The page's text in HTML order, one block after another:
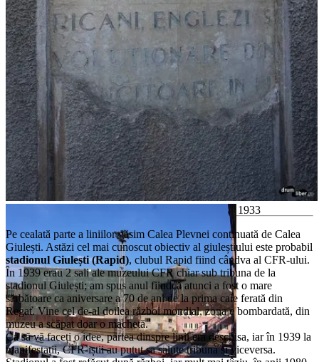
Ultima urmă a propagandei comuniste cu greva din 1933
Pe cealată parte a liniilor găsim Calea Plevnei continuată de Calea
Giulești. Astăzi cel mai cunoscut obiectiv al giuleștiului este probabil
stadionul Giulești (Rapid), clubul Rapid fiind cândva al CFR-ului.
În 1939 erau 2 sali ale muzeului CFR chiar sub tribuna de la
stadionul Giulești; am spus anul fiindcă atunci a fost o mare
sărbătoare ca aniversare a 70 de ani de la prima cale ferată din
Regat. Vine cel de-al doilea război mondial, zona e bombardată, din
muzeu a scăpat doar o machetă.
Ca să vă faceți o idee, partea dinspre linii era deschisa, iar în 1939 la
manifestații, CFR-iștii au putut sa salute tribuna si viceversa.